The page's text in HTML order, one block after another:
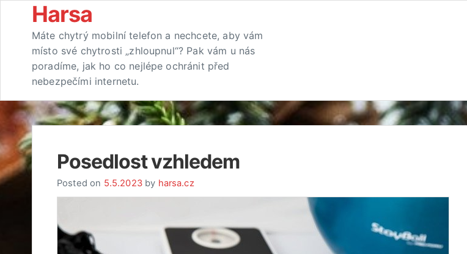
content
Harsa
Máte chytrý mobilní telefon a nechcete, aby vám
místo své chytrosti „zhloupnul“? Pak vám u nás
poradíme, jak ho co nejlépe ochránit před
nebezpečími internetu.
Posedlost vzhledem
Posted on 5.5.2023by harsa.cz